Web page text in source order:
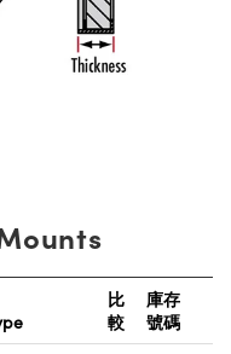
比
較
庫存
號碼